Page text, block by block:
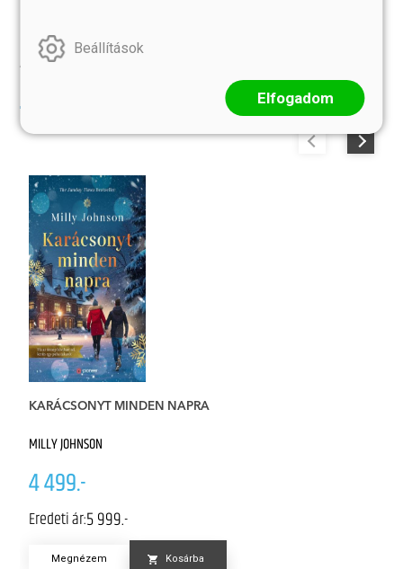
AKIK EZT VÁSÁROLTÁK, VETTÉK
KARÁCSONYT MINDEN NAPRA
MILLY JOHNSON
4 499.-
Eredeti ár:5 999.-
Megnézem Kosárba
Beállítások
Elfogadom